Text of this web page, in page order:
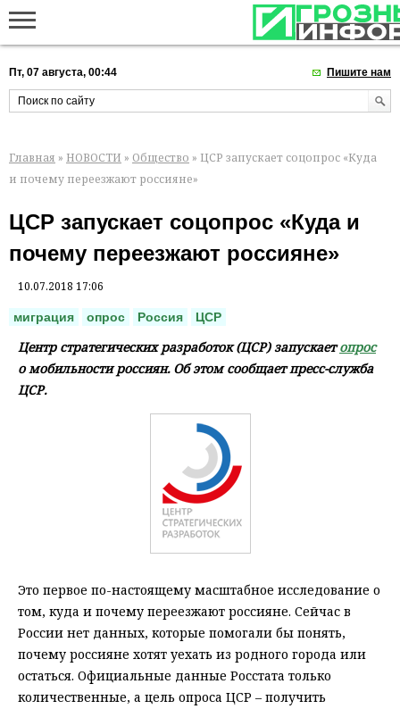
Пт, 07 августа, 00:44 Пишите нам
Главная » НОВОСТИ » Общество » ЦСР запускает соцопрос «Куда
и почему переезжают россияне»
ЦСР запускает соцопрос «Куда и
почему переезжают россияне»
10.07.2018 17:06
миграция опрос Россия ЦСР
Центр стратегических разработок (ЦСР) запускаетопрос
о мобильности россиян. Об этом сообщает пресс-служба
ЦСР.
Это первое по-настоящему масштабное исследование о
том, куда и почему переезжают россияне. Сейчас в
России нет данных, которые помогали бы понять,
почему россияне хотят уехать из родного города или
остаться. Официальные данные Росстата только
количественные, а цель опроса ЦСР – получить